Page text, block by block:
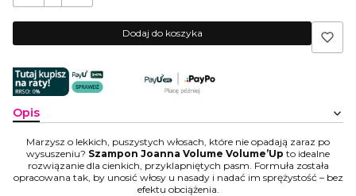
Dodaj do koszyka
Opis
Marzysz o lekkich, puszystych włosach, które nie opadają zaraz po
wysuszeniu? Szampon Joanna Volume Volume’Up to idealne
rozwiązanie dla cienkich, przyklapniętych pasm. Formuła została
opracowana tak, by unosić włosy u nasady i nadać im sprężystość – bez
efektu obciążenia.